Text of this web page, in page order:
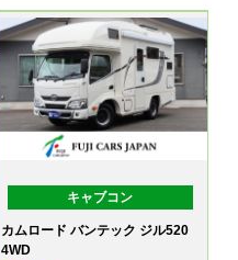
キャブコン
カムロード バンテック ジル520
4WD